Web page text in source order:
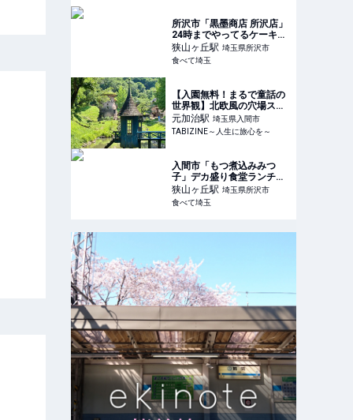
所沢市「黒墨商店 所沢店」
24時までやってるケーキみ
たいなドーナツ専門店が埼
玉初上陸
狭山ヶ丘駅 埼玉県所沢市
食べて埼玉
【入園無料！まるで童話の
世界観】北欧風の穴場スポ
ット「トーベ・ヤンソンあ
けぼの子どもの森公園」を
現地ルポ｜埼玉県飯能市 |
～
元加治駅 埼玉県入間市
TABIZINE～人生に旅心を～
入間市「もつ煮込みみつ
子」デカ盛り食堂ランチ！
一本角煮定食は器からはみ
出るサイズで大満足
狭山ヶ丘駅 埼玉県所沢市
食べて埼玉